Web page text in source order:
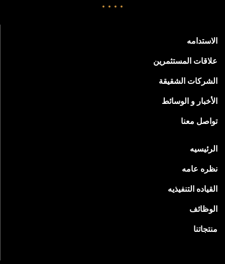
الاستدامه
علاقات المستثمرين
الشركات الشقيقة
الأخبار و الوسائط
تواصل معنا
الرئيسيه
نظره عامه
القياده التنفيذيه
الوظائف
منتجاتنا